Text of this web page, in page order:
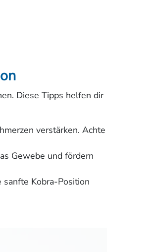
Diese Tipps helfen dir
verstärken. Achte
Gewebe und fördern
Kobra-Position